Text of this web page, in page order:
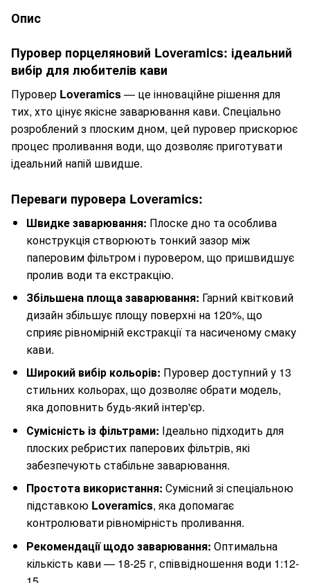
Опис
Пуровер порцеляновий Loveramics: ідеальний
вибір для любителів кави
Пуровер Loveramics— це інноваційне рішення для
тих, хто цінує якісне заварювання кави. Спеціально
розроблений з плоским дном, цей пуровер прискорює
процес проливання води, що дозволяє приготувати
ідеальний напій швидше.
Переваги пуровера Loveramics:
Швидке заварювання: Плоске дно та особлива
конструкція створюють тонкий зазор між
паперовим фільтром і пуровером, що пришвидшує
пролив води та екстракцію.
Збільшена площа заварювання: Гарний квітковий
дизайн збільшує площу поверхні на 120%, що
сприяє рівномірній екстракції та насиченому смаку
кави.
Широкий вибір кольорів: Пуровер доступний у 13
стильних кольорах, що дозволяє обрати модель,
яка доповнить будь-який інтер'єр.
Сумісність із фільтрами: Ідеально підходить для
плоских ребристих паперових фільтрів, які
забезпечують стабільне заварювання.
Простота використання: Сумісний зі спеціальною
підставкою Loveramics, яка допомагає
контролювати рівномірність проливання.
Рекомендації щодо заварювання: Оптимальна
кількість кави — 18-25 г, співвідношення води 1:12-